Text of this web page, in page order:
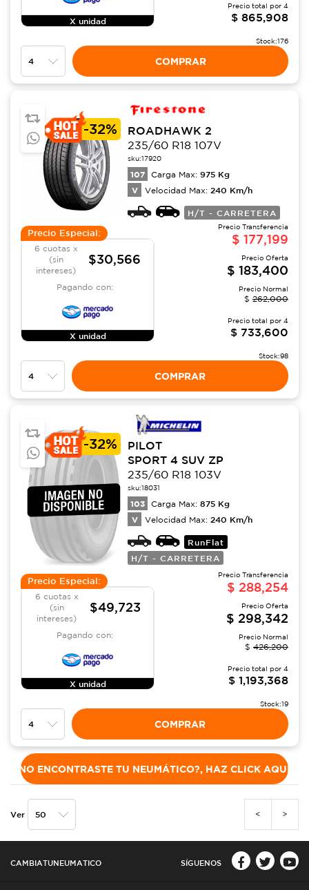
X unidad
Precio total por 4
$ 865,908
Stock:176
COMPRAR
-32%
ROADHAWK 2
235/60 R18 107V
sku:17920
107 Carga Max: 975 Kg
V Velocidad Max: 240 Km/h
H/T - CARRETERA
Precio Especial:
6 cuotas x
(sin
intereses)
$30,566
Pagando con:
X unidad
Precio Transferencia
$ 177,199
Precio Oferta
$ 183,400
Precio Normal
$ 262,000
Precio total por 4
$ 733,600
Stock:98
COMPRAR
-32%
PILOT
SPORT 4 SUV ZP
235/60 R18 103V
sku:18031
103 Carga Max: 875 Kg
V Velocidad Max: 240 Km/h
RunFlat
H/T - CARRETERA
Precio Especial:
6 cuotas x
(sin
intereses)
$49,723
Pagando con:
X unidad
Precio Transferencia
$ 288,254
Precio Oferta
$ 298,342
Precio Normal
$ 426,200
Precio total por 4
$ 1,193,368
Stock:19
COMPRAR
NO ENCONTRASTE TU NEUMÁTICO?, HAZ CLICK AQUÍ
Ver < >
CAMBIATUNEUMATICO SÍGUENOS